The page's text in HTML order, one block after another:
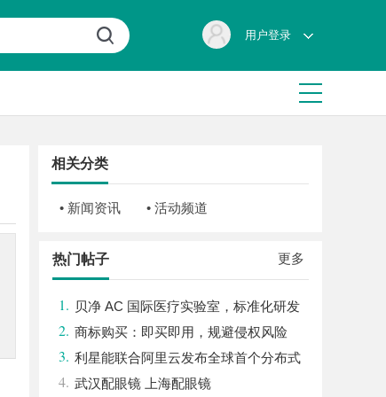
用户登录
相关分类
• 新闻资讯 • 活动频道
更多
热门帖子
1. 贝净 AC 国际医疗实验室，标准化研发
体系全解析
2. 商标购买：即买即用，规避侵权风险
3. 利星能联合阿里云发布全球首个分布式
算电协同解决方案
4. 武汉配眼镜 上海配眼镜